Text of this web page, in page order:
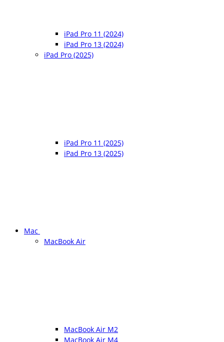
iPad Pro 11 (2024)
iPad Pro 13 (2024)
iPad Pro (2025)
iPad Pro 11 (2025)
iPad Pro 13 (2025)
Mac
MacBook Air
MacBook Air M2
MacBook Air M4